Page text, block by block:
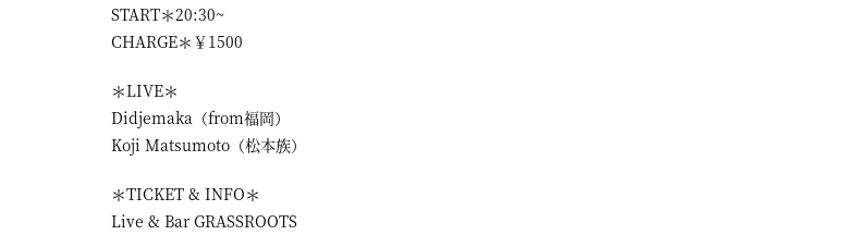
START＊20:30~
CHARGE＊￥1500
＊LIVE＊
Didjemaka（from福岡）
Koji Matsumoto（松本族）
＊TICKET & INFO＊
Live & Bar GRASSROOTS